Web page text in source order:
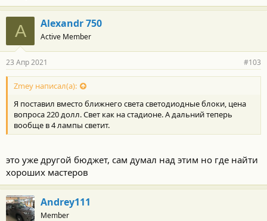
A Alexandr 750
Active Member
23 Апр 2021 #103
Zmey написал(а):
Я поставил вместо ближнего света светодиодные блоки, цена
вопроса 220 долл. Свет как на стадионе. А дальний теперь
вообще в 4 лампы светит.
это уже другой бюджет, сам думал над этим но где найти
хороших мастеров
Andrey111
Member